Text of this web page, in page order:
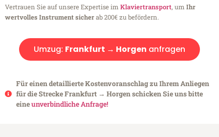
Vertrauen Sie auf unsere Expertise im Klaviertransport, um Ihr
wertvolles Instrument sicherab 200€ zu befördern.
Umzug: Frankfurt → Horgen anfragen
Für einen detaillierte Kostenvoranschlag zu Ihrem Anliegen
für die Strecke Frankfurt → Horgen schicken Sie uns bitte
eineunverbindliche Anfrage!